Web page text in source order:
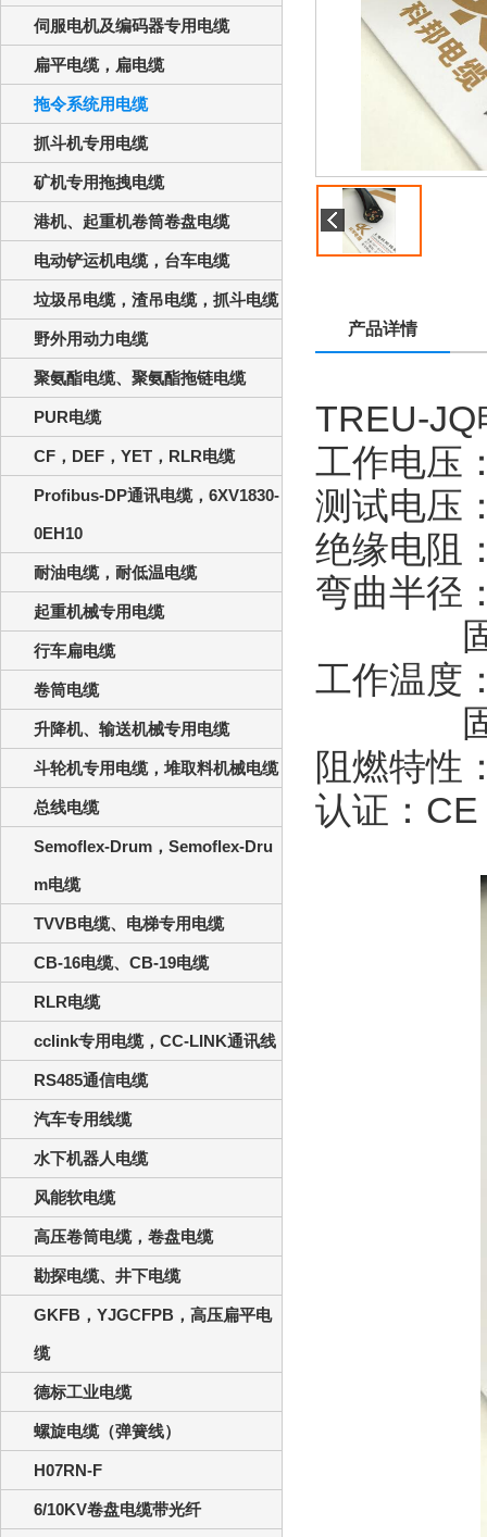
伺服电机及编码器专用电缆
扁平电缆，扁电缆
拖令系统用电缆
抓斗机专用电缆
矿机专用拖拽电缆
港机、起重机卷筒卷盘电缆
电动铲运机电缆，台车电缆
垃圾吊电缆，渣吊电缆，抓斗电缆
野外用动力电缆
聚氨酯电缆、聚氨酯拖链电缆
PUR电缆
CF，DEF，YET，RLR电缆
Profibus-DP通讯电缆，6XV1830-
0EH10
耐油电缆，耐低温电缆
起重机械专用电缆
行车扁电缆
卷筒电缆
升降机、输送机械专用电缆
斗轮机专用电缆，堆取料机械电缆
总线电缆
Semoflex-Drum，Semoflex-Dru
m电缆
TVVB电缆、电梯专用电缆
CB-16电缆、CB-19电缆
RLR电缆
cclink专用电缆，CC-LINK通讯线
RS485通信电缆
汽车专用线缆
水下机器人电缆
风能软电缆
高压卷筒电缆，卷盘电缆
勘探电缆、井下电缆
GKFB，YJGCFPB，高压扁平电
缆
德标工业电缆
螺旋电缆（弹簧线）
H07RN-F
6/10KV卷盘电缆带光纤
产品详情
TREU-JQ
工作电压
测试电压
绝缘电阻
弯曲半径
工作温度
阻燃特性
认证： CE